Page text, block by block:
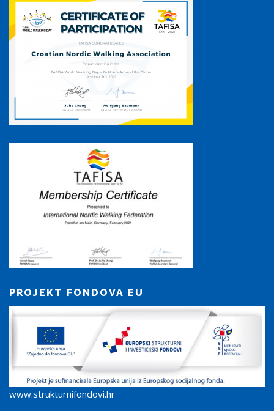
PROJEKT FONDOVA EU
www.strukturnifondovi.hr